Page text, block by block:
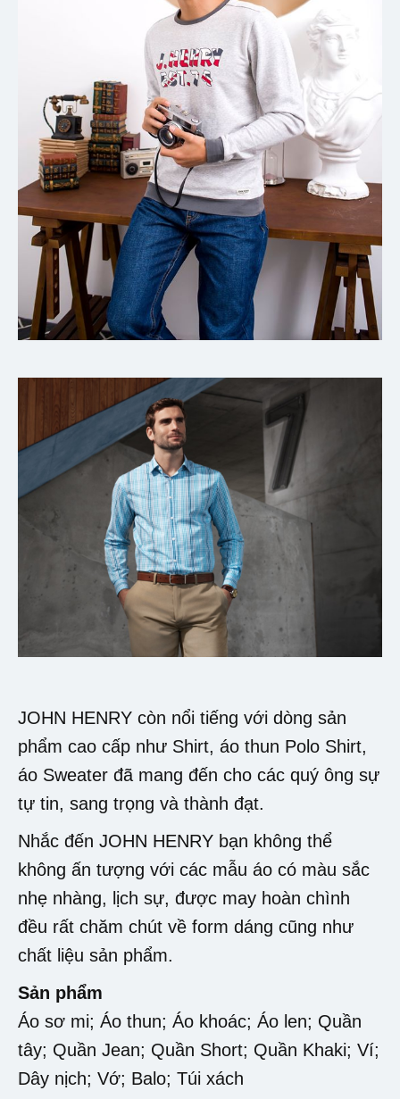
JOHN HENRY còn nổi tiếng với dòng sản
phẩm cao cấp như Shirt, áo thun Polo Shirt,
áo Sweater đã mang đến cho các quý ông sự
tự tin, sang trọng và thành đạt.
Nhắc đến JOHN HENRY bạn không thể
không ấn tượng với các mẫu áo có màu sắc
nhẹ nhàng, lịch sự, được may hoàn chình
đều rất chăm chút về form dáng cũng như
chất liệu sản phẩm.
Sản phẩm
Áo sơ mi; Áo thun; Áo khoác; Áo len; Quần
tây; Quần Jean; Quần Short; Quần Khaki; Ví;
Dây nịch; Vớ; Balo; Túi xách